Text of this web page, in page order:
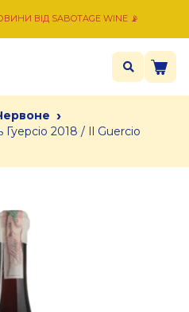
ВІД SABOTAGE WINE 📡
›
2018 / Il Guercio